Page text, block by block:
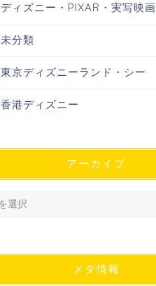
ディズニー・PIXAR・実写映画
未分類
東京ディズニーランド・シー
香港ディズニー
アーカイブ
メタ情報